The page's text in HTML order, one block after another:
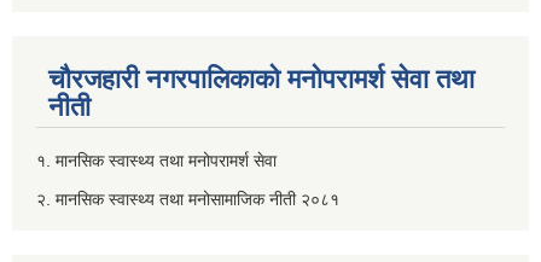
चौरजहारी नगरपालिकाको मनोपरामर्श सेवा तथा
नीती
१. मानसिक स्वास्थ्य तथा मनोपरामर्श सेवा
२. मानसिक स्वास्थ्य तथा मनोसामाजिक नीती २०८१